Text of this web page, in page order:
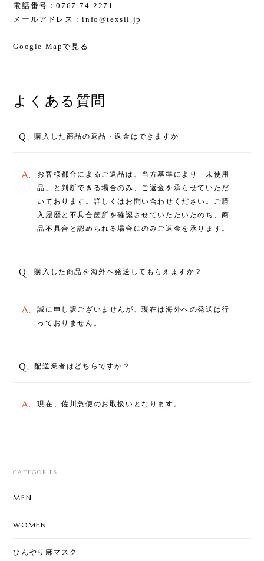
電話番号：0767-74-2271
メールアドレス :info@texsil.jp
Google Mapで見る
よくある質問
Q. 購入した商品の返品・返金はできますか
A.
お客様都合によるご返品は、当方基準により「未使用
品」と判断できる場合のみ、ご返金を承らせていただ
いております。詳しくはお問い合わせください。ご購
入履歴と不具合箇所を確認させていただいたのち、商
品不具合と認められる場合にのみご返金を承ります。
Q. 購入した商品を海外へ発送してもらえますか？
A.
誠に申し訳ございませんが、現在は海外への発送は行
っておりません。
Q. 配送業者はどちらですか？
A. 現在、佐川急便のお取扱いとなります。
CATEGORIES
MEN
WOMEN
ひんやり麻マスク